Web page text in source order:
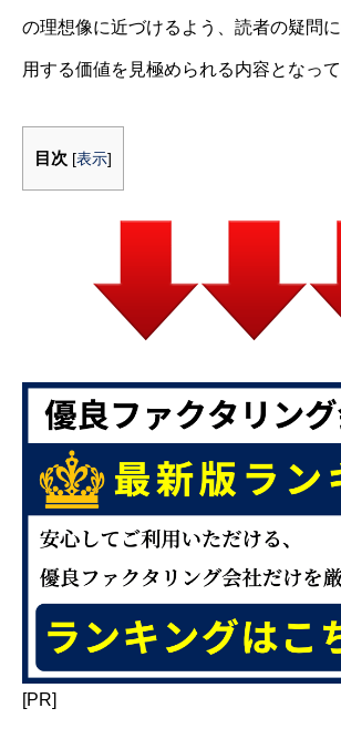
の理想像に近づけるよう、読者の疑問
用する価値を見極められる内容となって
目次 [表示]
[PR]